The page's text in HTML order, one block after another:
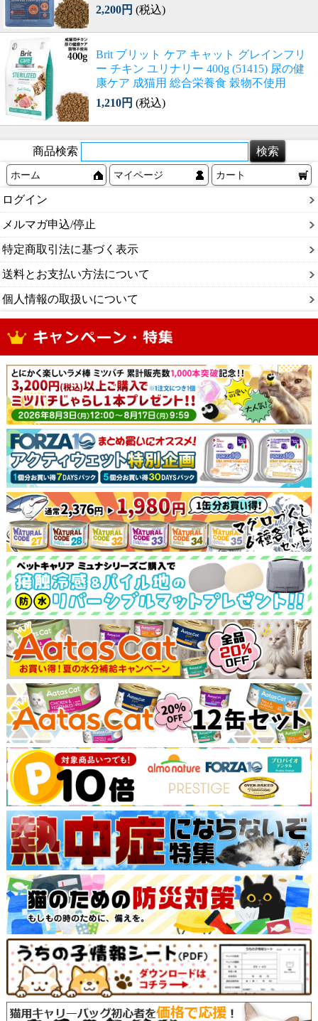
2,200円 (税込)
Brit ブリット ケア キャット グレインフリ
ー チキン ユリナリー 400g (51415) 尿の健
康ケア 成猫用 総合栄養食 穀物不使用
1,210円 (税込)
商品検索
ホーム マイページ カート
ログイン
メルマガ申込/停止
特定商取引法に基づく表示
送料とお支払い方法について
個人情報の取扱いについて